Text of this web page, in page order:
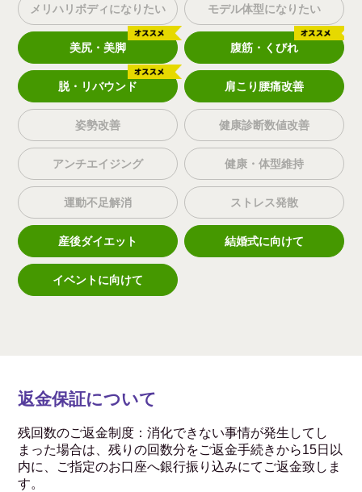
メリハリボディになりたい モデル体型になりたい
美尻・美脚 腹筋・くびれ
脱・リバウンド 肩こり腰痛改善
姿勢改善 健康診断数値改善
アンチエイジング 健康・体型維持
運動不足解消 ストレス発散
産後ダイエット 結婚式に向けて
イベントに向けて
返金保証について
残回数のご返金制度：消化できない事情が発生してし
まった場合は、残りの回数分をご返金手続きから15日以
内に、ご指定のお口座へ銀行振り込みにてご返金致しま
す。